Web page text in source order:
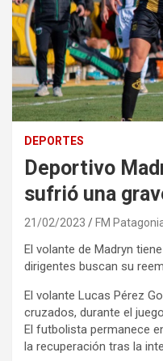
DEPORTES
Deportivo
sufrió una
21/02/2023 FM
El volante de Madryn
dirigentes buscan su
El volante Lucas Pérez
cruzados, durante el
El futbolista permanece
la recuperación tras la